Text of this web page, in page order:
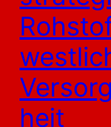
heit